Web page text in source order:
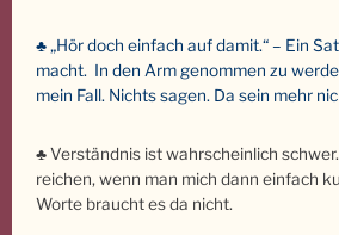
♣ „Hör doch einfach auf damit.“ – Ein
macht. In den Arm genommen zu
mein Fall. Nichts sagen. Da sein mehr
♣ Verständnis ist wahrscheinlich
reichen, wenn man mich dann einfach
Worte braucht es da nicht.